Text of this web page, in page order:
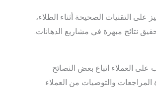
التقنيات الصحيحة أثناء الطلاء،
نتائج مبهرة في مشاريع الدهانات.
العملاء اتباع بعض النصائح
والتوصيات من العملاء